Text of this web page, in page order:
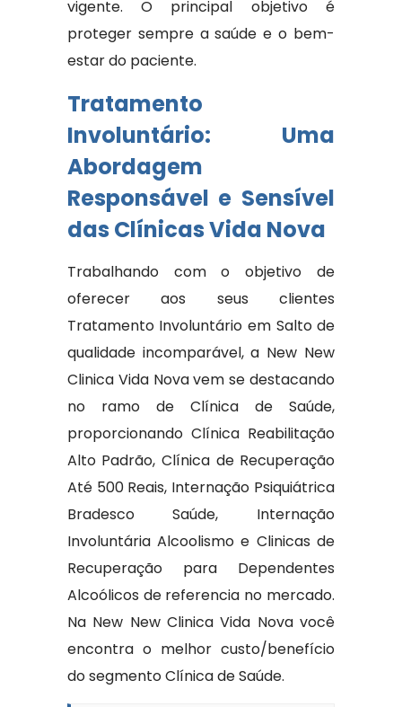
vigente. O principal objetivo é
proteger sempre a saúde e o bem-
estar do paciente.
Tratamento
Involuntário: Uma
Abordagem
Responsável e Sensível
das Clínicas Vida Nova
Trabalhando com o objetivo de
oferecer aos seus clientes
Tratamento Involuntário em Salto de
qualidade incomparável, a New New
Clinica Vida Nova vem se destacando
no ramo de Clínica de Saúde,
proporcionando Clínica Reabilitação
Alto Padrão, Clínica de Recuperação
Até 500 Reais, Internação Psiquiátrica
Bradesco Saúde, Internação
Involuntária Alcoolismo e Clinicas de
Recuperação para Dependentes
Alcoólicos de referencia no mercado.
Na New New Clinica Vida Nova você
encontra o melhor custo/benefício
do segmento Clínica de Saúde.